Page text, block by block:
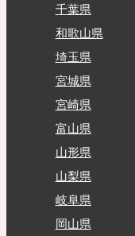
千葉県
和歌山県
埼玉県
宮城県
宮崎県
富山県
山形県
山梨県
岐阜県
岡山県